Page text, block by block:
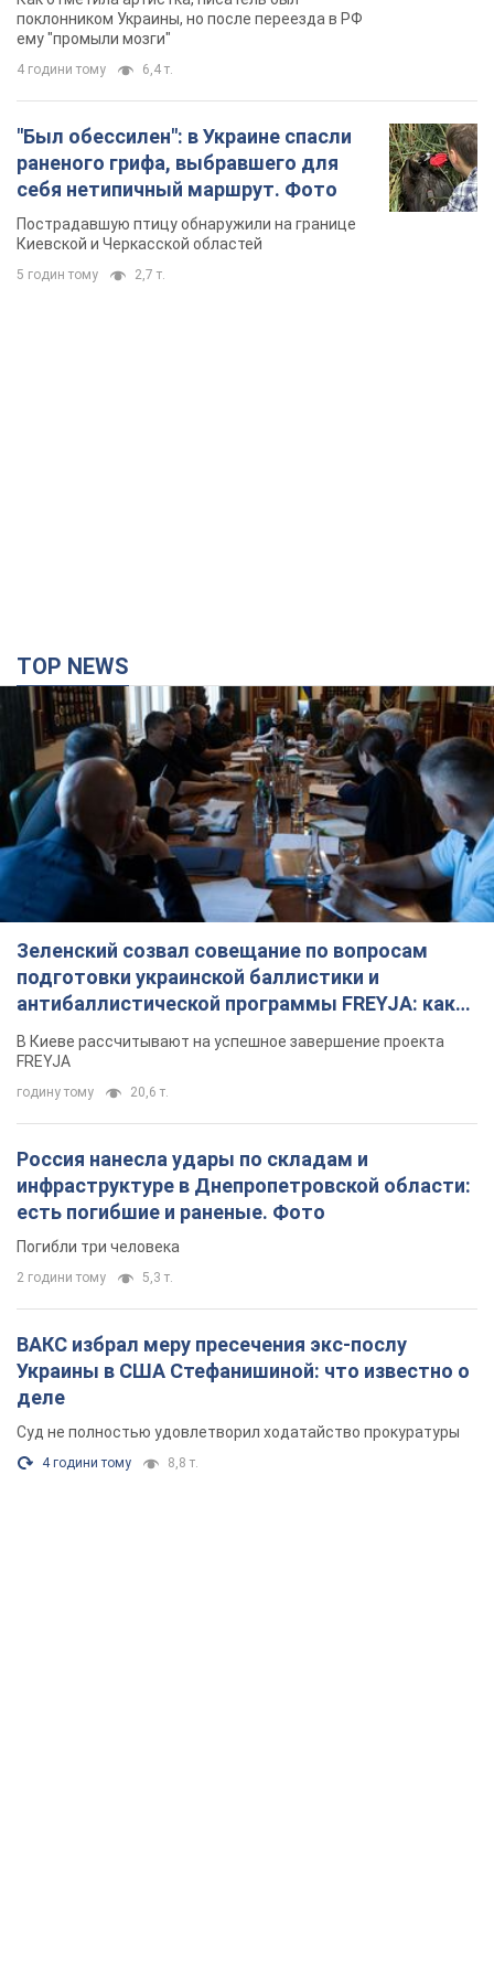
Зеленский созвал совещание по вопросам
подготовки украинской баллистики и
антибаллистической программы FREYJA: какие
решения готовятся
В Киеве рассчитывают на успешное завершение проекта
FREYJA
годину тому 20,6 т.
Россия нанесла удары по складам и
инфраструктуре в Днепропетровской области:
есть погибшие и раненые. Фото
Погибли три человека
2 години тому 5,3 т.
ВАКС избрал меру пресечения экс-послу
Украины в США Стефанишиной: что известно о
4 години тому 8,8 т.